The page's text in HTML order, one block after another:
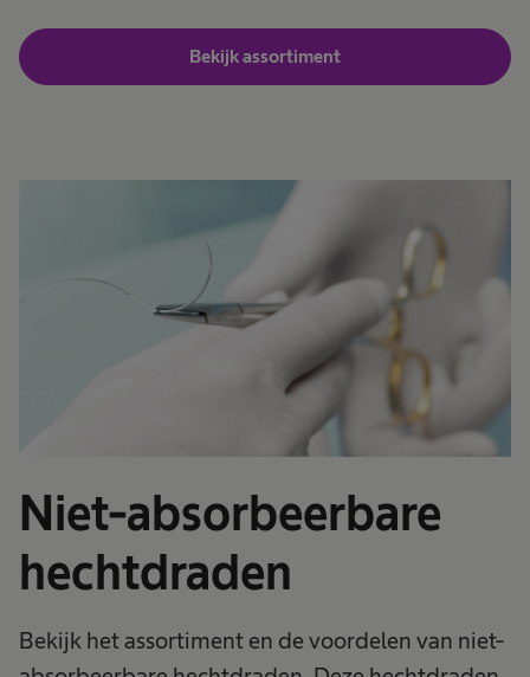
Bekijk assortiment
Niet-absorbeerbare
hechtdraden
Bekijk het assortiment en de voordelen van niet-